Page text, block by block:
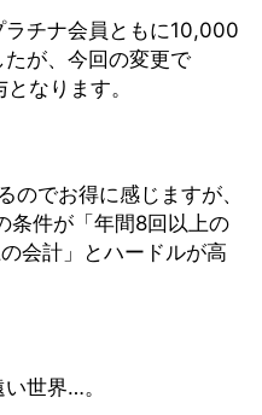
チナ会員ともに10,000
が、今回の変更で
なります。
でお得に感じますが、
条件が「年間8回以上の
会計」とハードルが高
世界…。